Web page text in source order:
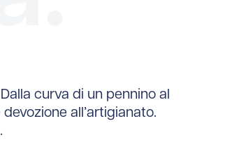
curva di un pennino al
all’artigianato.